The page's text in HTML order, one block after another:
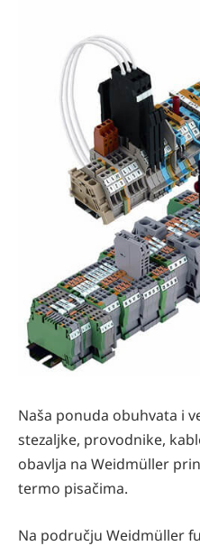
Naša ponuda obuhvata i
stezaljke, provodnike,
obavlja na Weidmüller
termo pisačima.
Na području Weidmüller